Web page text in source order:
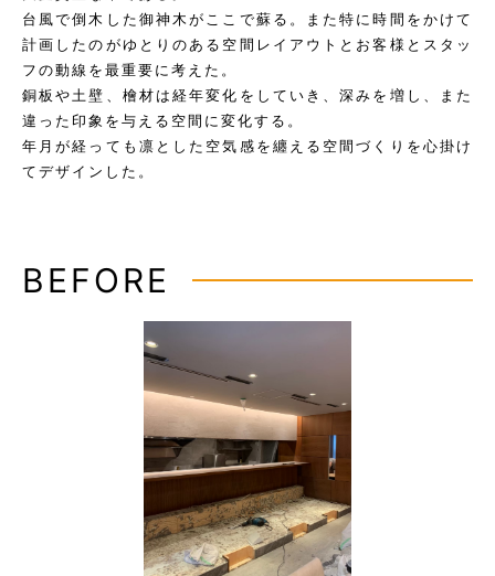
台風で倒木した御神木がここで蘇る。また特に時間をかけて
計画したのがゆとりのある空間レイアウトとお客様とスタッ
フの動線を最重要に考えた。
銅板や土壁、檜材は経年変化をしていき、深みを増し、また
違った印象を与える空間に変化する。
年月が経っても凛とした空気感を纏える空間づくりを心掛け
てデザインした。
BEFORE